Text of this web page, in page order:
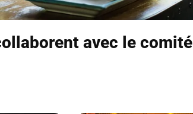
avec le comité